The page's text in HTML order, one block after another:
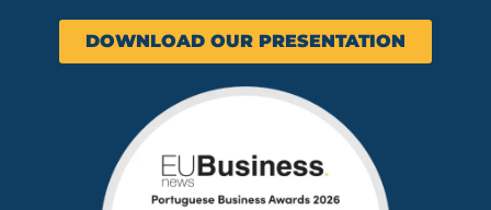
DOWNLOAD OUR PRESENTATION